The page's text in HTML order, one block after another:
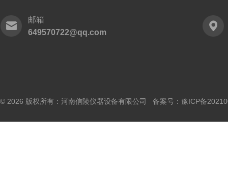
邮箱
649570722@qq.com
© 2026 版权所有：河南信陵仪器设备有限公司 备案号： 豫ICP备